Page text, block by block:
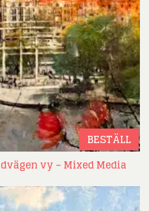
BESTÄLL
vy – Mixed Media